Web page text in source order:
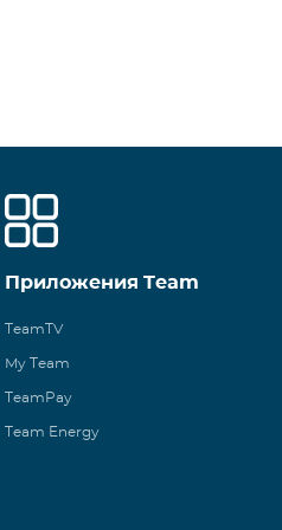
Приложения Team
TeamTV
My Team
TeamPay
Team Energy